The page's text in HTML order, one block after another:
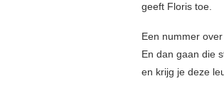
geeft Floris toe.
Een nummer
En dan gaan die
en krijg je deze